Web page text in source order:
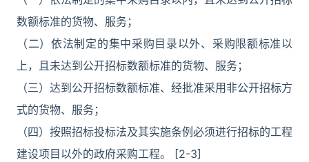
数额标准的货物、服务；
（二）依法制定的集中采购目录以外、采购限额标准以
上，且未达到公开招标数额标准的货物、服务；
（三）达到公开招标数额标准、经批准采用非公开招标方
式的货物、服务；
（四）按照招标投标法及其实施条例必须进行招标的工程
建设项目以外的政府采购工程。 [2-3]